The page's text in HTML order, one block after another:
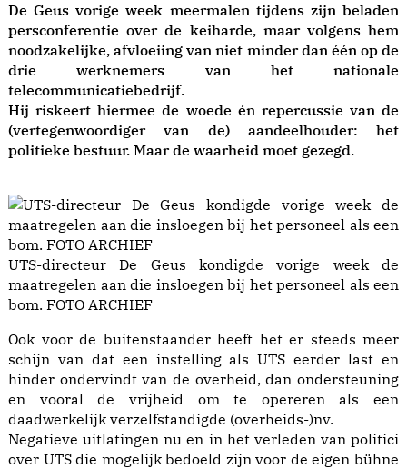
De Geus vorige week meermalen tijdens zijn beladen
persconferentie over de keiharde, maar volgens hem
noodzakelijke, afvloeiing van niet minder dan één op de
drie werknemers van het nationale
telecommunicatiebedrijf.
Hij riskeert hiermee de woede én repercussie van de
(vertegenwoordiger van de) aandeelhouder: het
politieke bestuur. Maar de waarheid moet gezegd.
UTS-directeur De Geus kondigde vorige week de
maatregelen aan die insloegen bij het personeel als een
bom. FOTO ARCHIEF
Ook voor de buitenstaander heeft het er steeds meer
schijn van dat een instelling als UTS eerder last en
hinder ondervindt van de overheid, dan ondersteuning
en vooral de vrijheid om te opereren als een
daadwerkelijk verzelfstandigde (overheids-)nv.
Negatieve uitlatingen nu en in het verleden van politici
over UTS die mogelijk bedoeld zijn voor de eigen bühne